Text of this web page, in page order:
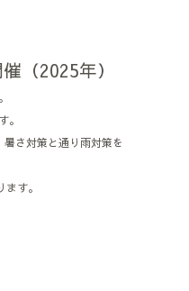
（2025年）
。
さ対策と通り雨対策を
す。